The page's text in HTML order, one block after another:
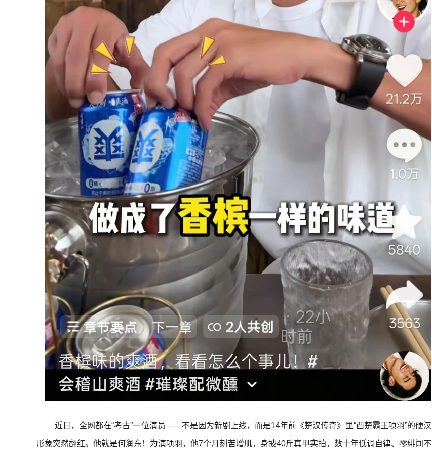
近日，全网都在“考古”一位演员——不是因为新剧上线，而是14年前《楚汉传奇》里“西楚霸王项羽”的硬汉
形象突然翻红。他就是何润东！为演项羽，他7个月刻苦增肌，身披40斤真甲实拍，数十年低调自律、零绯闻不